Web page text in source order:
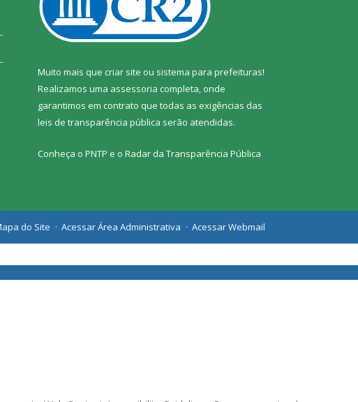
Muito mais que criar site ou sistema para prefeituras!
Realizamos uma assessoria completa, onde
garantimos em contrato que todas as exigências das
leis de transparência pública serão atendidas.
Conheça o PNTP e o Radar da Transparência Pública
do Site Acessar Área Administrativa Acessar Webmail